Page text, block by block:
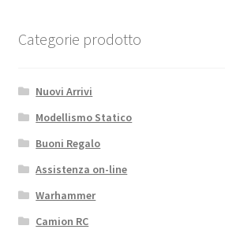
Categorie prodotto
Nuovi Arrivi
Modellismo Statico
Buoni Regalo
Assistenza on-line
Warhammer
Camion RC